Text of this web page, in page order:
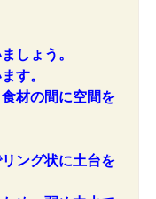
しょう。
す。
材の間に空間を
ング状に土台を